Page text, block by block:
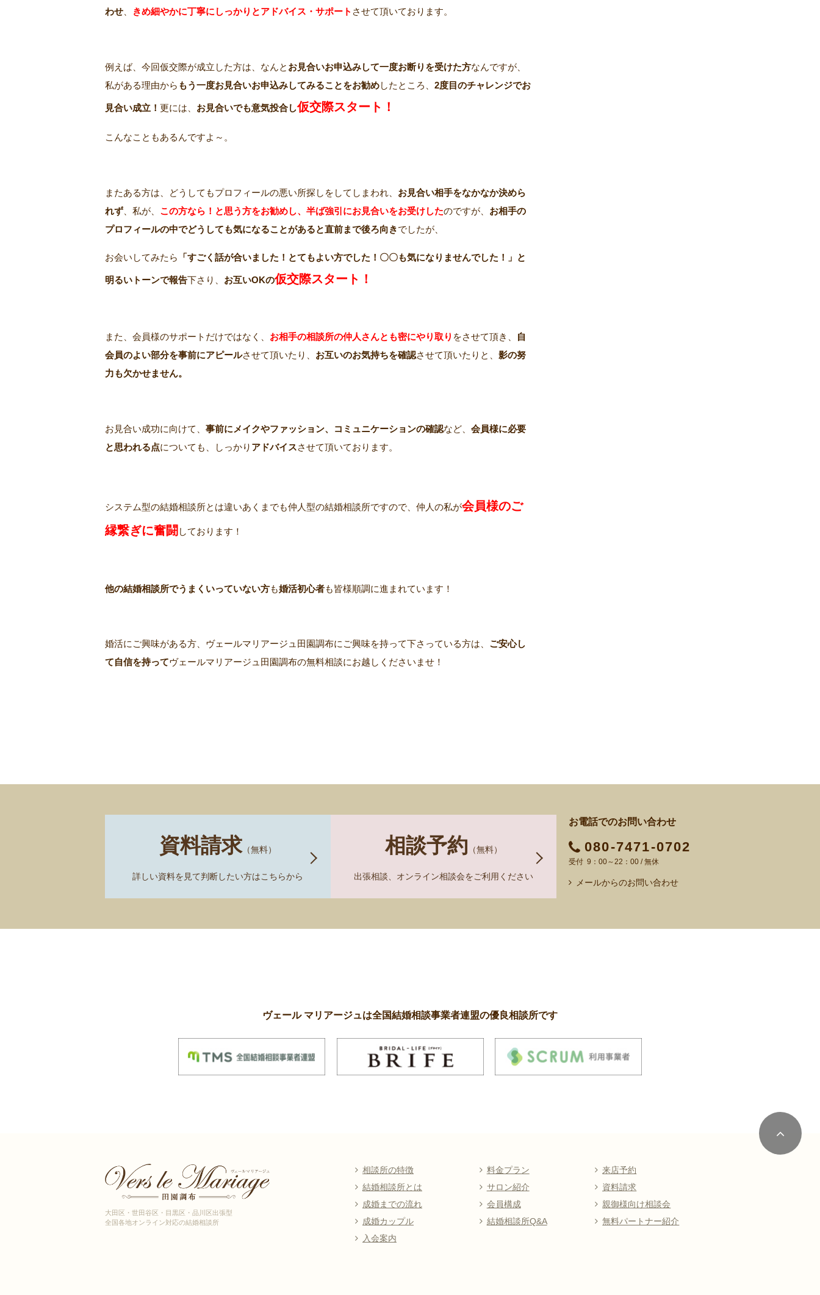
わせ
きめ細やかに丁寧にしっかりとアドバイス・サポート させて頂いております。
例えば、今回仮交際が成立した方は、なんと お見合いお申込みして一度お断りを受けた方なんですが、
私がある理由から もう一度お見合いお申込みしてみることをお勧めしたところ、 2度目のチャレンジでお
見合い成立！ 更には、 お見合いでも意気投合し仮交際スタート！
こんなこともあるんですよ～。
またある方は、どうしてもプロフィールの悪い所探しをしてしまわれ、 お見合い相手をなかなか決めら
れず 、私が、 この方なら！と思う方をお勧めし、半ば強引にお見合いをお受けしたのですが、 お相手の
プロフィールの中でどうしても気になることがあると直前まで後ろ向きでしたが、
お会いしてみたら 「すごく話が合いました！とてもよい方でした！〇〇も気になりませんでした！」と
明るいトーンで報告下さり、 お互いOKの仮交際スタート！
また、会員様のサポートだけではなく、 お相手の相談所の仲人さんとも密にやり取り をさせて頂き、
自
会員のよい部分を事前にアピールさせて頂いたり、 お互いのお気持ちを確認させて頂いたりと、 影の努
力も欠かせません。
お見合い成功に向けて、 事前にメイクやファッション、コミュニケーションの確認など、 会員様に必要
と思われる点についても、しっかり アドバイスさせて頂いております。
システム型の結婚相談所とは違いあくまでも仲人型の結婚相談所ですので、仲人の私が会員様のご
縁繋ぎに奮闘 しております！
他の結婚相談所でうまくいっていない方も婚活初心者も皆様順調に進まれています！
婚活にご興味がある方、ヴェールマリアージュ田園調布にご興味を持って下さっている方は、 ご安心し
て自信を持ってヴェールマリアージュ田園調布の無料相談にお越しくださいませ！
資料請求（無料）
詳しい資料を見て判断したい方はこちらから
相談予約 （無料）
出張相談、オンライン相談会をご利用ください
お電話でのお問い合わせ
080-7471-0702
9：00～22：00 / 無休
メールからのお問い合わせ
ヴェール マリアージュは全国結婚相談事業者連盟の優良相談所です
大田区・世田谷区・目黒区・品川区出張型
全国各地オンライン対応の結婚相談所
相談所の特徴
結婚相談所とは
成婚までの流れ
成婚カップル
入会案内
料金プラン
サロン紹介
会員構成
結婚相談所Q&A
来店予約
資料請求
親御様向け相談会
無料パートナー紹介